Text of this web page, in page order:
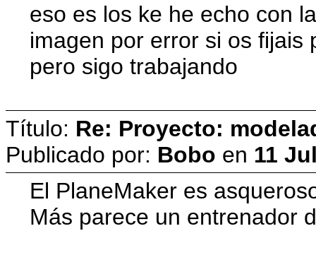
eso es los ke he echo con
imagen por error si os fijais
pero sigo trabajando
Título: Re: Proyecto:
Publicado por: Bobo en 11
El PlaneMaker es
Más parece un entrenador